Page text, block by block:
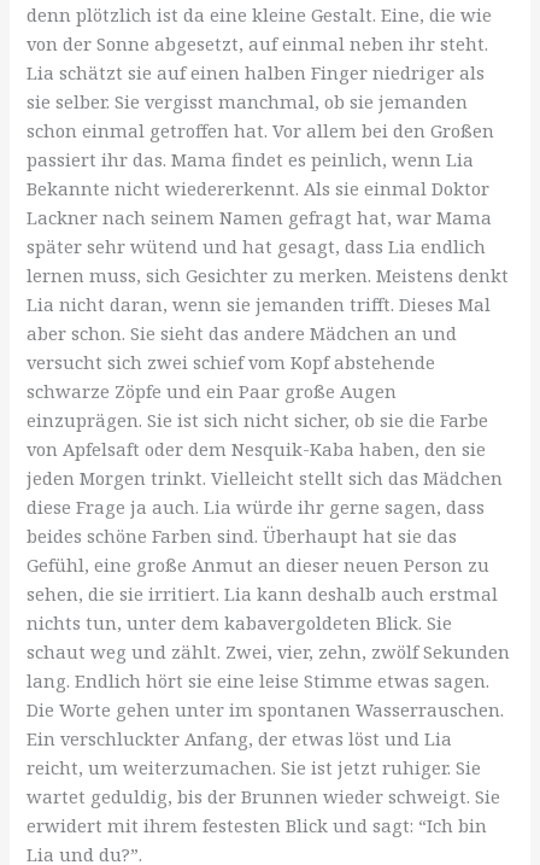
denn plötzlich ist da eine kleine Gestalt. Eine, die wie
von der Sonne abgesetzt, auf einmal neben ihr steht.
Lia schätzt sie auf einen halben Finger niedriger als
sie selber. Sie vergisst manchmal, ob sie jemanden
schon einmal getroffen hat. Vor allem bei den Großen
passiert ihr das. Mama findet es peinlich, wenn Lia
Bekannte nicht wiedererkennt. Als sie einmal Doktor
Lackner nach seinem Namen gefragt hat, war Mama
später sehr wütend und hat gesagt, dass Lia endlich
lernen muss, sich Gesichter zu merken. Meistens denkt
Lia nicht daran, wenn sie jemanden trifft. Dieses Mal
aber schon. Sie sieht das andere Mädchen an und
versucht sich zwei schief vom Kopf abstehende
schwarze Zöpfe und ein Paar große Augen
einzuprägen. Sie ist sich nicht sicher, ob sie die Farbe
von Apfelsaft oder dem Nesquik-Kaba haben, den sie
jeden Morgen trinkt. Vielleicht stellt sich das Mädchen
diese Frage ja auch. Lia würde ihr gerne sagen, dass
beides schöne Farben sind. Überhaupt hat sie das
Gefühl, eine große Anmut an dieser neuen Person zu
sehen, die sie irritiert. Lia kann deshalb auch erstmal
nichts tun, unter dem kabavergoldeten Blick. Sie
schaut weg und zählt. Zwei, vier, zehn, zwölf Sekunden
lang. Endlich hört sie eine leise Stimme etwas sagen.
Die Worte gehen unter im spontanen Wasserrauschen.
Ein verschluckter Anfang, der etwas löst und Lia
reicht, um weiterzumachen. Sie ist jetzt ruhiger. Sie
wartet geduldig, bis der Brunnen wieder schweigt. Sie
erwidert mit ihrem festesten Blick und sagt: “Ich bin
Lia und du?”.